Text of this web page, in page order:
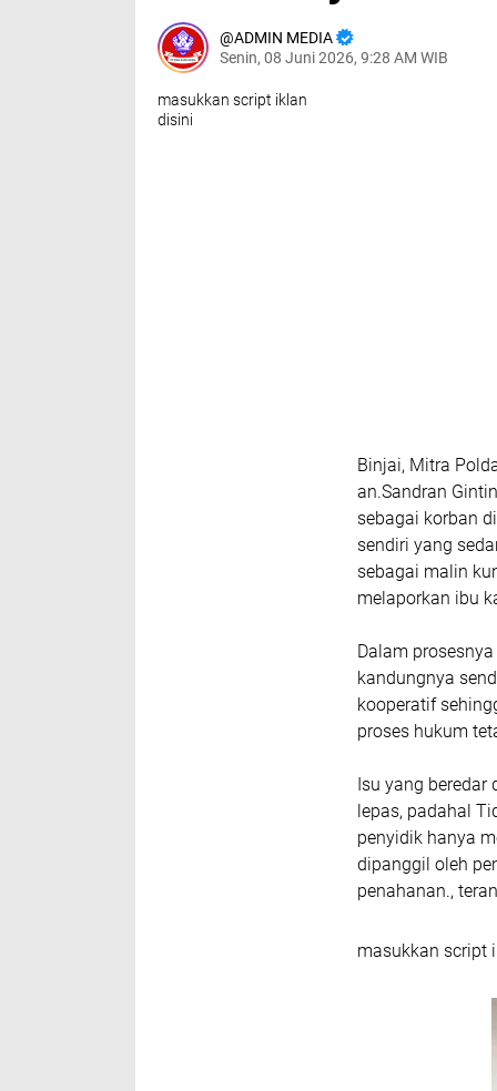
ADMIN MEDIA
Senin, 08 Juni 2026, 9:28 AM WIB
masukkan script iklan
disini
Binjai, Mitra
an.Sandran
sebagai korban
sendiri yang
sebagai malin
melaporkan ibu
Dalam
kandungnya
kooperatif
proses hukum
Isu yang
lepas, padahal
penyidik hanya
dipanggil oleh
penahanan.,
masukkan script